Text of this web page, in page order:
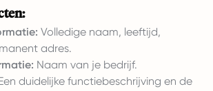
Volledige naam, leeftijd,
adres.
Naam van je bedrijf.
duidelijke functiebeschrijving en de